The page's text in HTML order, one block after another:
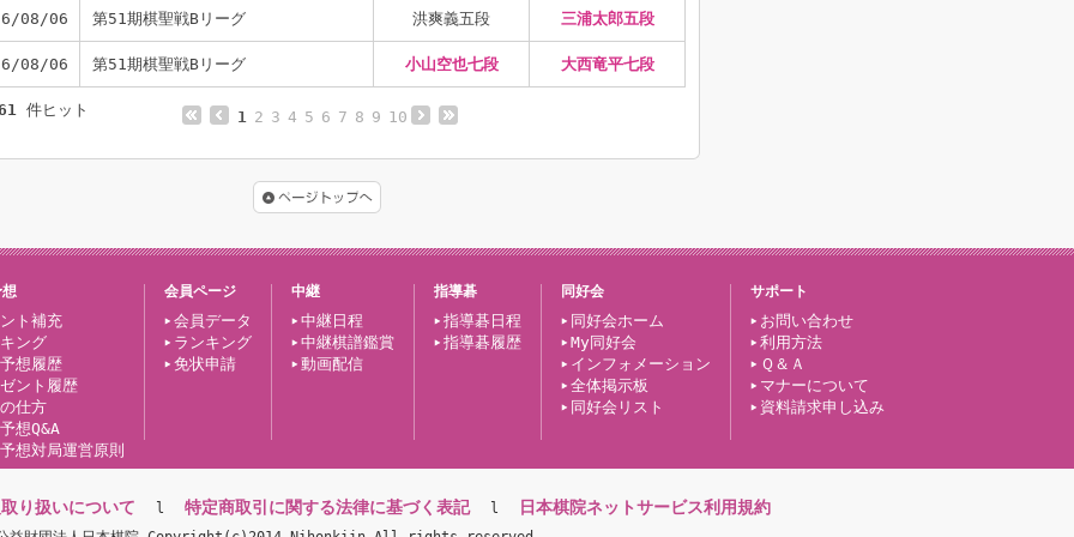
08/06 第51期棋聖戦Bリーグ 洪爽義五段 三浦太郎五段
08/06 第51期棋聖戦Bリーグ 小山空也七段 大西竜平七段
件ヒット 1 2 3 4 5 6 7 8 9 10
ト補充
ング
想履歴
ント履歴
仕方
想Q&A
想対局運営原則
会員ページ
会員データ
ランキング
免状申請
中継
中継日程
中継棋譜鑑賞
動画配信
指導碁
指導碁日程
指導碁履歴
同好会
同好会ホーム
My同好会
インフォメーション
全体掲示板
同好会リスト
サポート
お問い合わせ
利用方法
Ｑ＆Ａ
マナーについて
資料請求申し込み
り扱いについて l 特定商取引に関する法律に基づく表記 l 日本棋院ネットサービス利用規約